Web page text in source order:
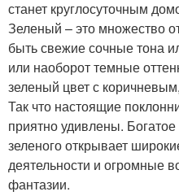
станет круглосуточным
Зеленый – это множество
быть свежие сочные тона
или наоборот темные
зеленый цвет с
Так что настоящие
приятно удивлены.
зеленого открывает
деятельности и огромные
фантазии.